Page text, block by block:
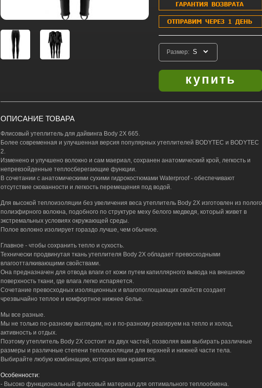
Размер:
ОПИСАНИЕ ТОВАРА
Флисовый утеплитель для дайвинга Body 2X 665.
Более современная и улучшенная версия популярных утеплителей BODYTEC и BODYTEC
2.
Изменено и улучшено волокно и сам маериал, сохранен анатомический крой, легкость и
непревзойденные теплосберегающие функции.
В сочетании с анатомическими сухими гидрокостюмами Waterproof - обеспечивают
отсутствие скованности и легкость перемещения под водой.
Для высокой теплоизоляции без увеличения веса утеплитель Body 2X изготовлен из полого
полиэфирного волокна, подобного по структуре меху белого медведя, который живет в
экстремальных условиях окружающей среды.
Полое волокно изолирует гораздо лучше, чем обычное.
Главное - чтобы сохранить тепло и сухость.
Технически продвинутая ткань утеплителя Body 2X обладает превосходными
влагоотталкивающими свойствами.
Она предназначен для отвода влаги от кожи путем капиллярного вывода на внешнюю
поверхность ткани, где влага легко испаряется.
Сочетание превосходных изоляционных и влагопоглощающих свойств создает
чрезвычайно теплое и комфортное нижнее белье.
Мы все разные.
Мы не только по-разному выглядим, но и по-разному реагируем на тепло и холод,
активность и отдых.
Поэтому утеплитель Body 2X состоит из двух частей, позволяя вам выбирать различные
размеры и различные степени теплоизоляции для верхней и нижней части тела.
Выбирайте любую комбинацию, которая вам нравится.
Особенности:
- Высоко функциональный флисовый материал для оптимального теплообмена.